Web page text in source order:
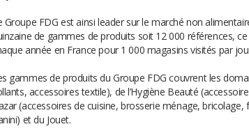
Groupe FDG est ainsi leader sur le marché non
de gammes de produits soit 12 000 références,
année en France pour 1 000 magasins visités par
gammes de produits du Groupe FDG couvrent les
accessoires textile), de l’Hygiène Beauté
(accessoires de cuisine, brosserie ménage,
et du Jouet.